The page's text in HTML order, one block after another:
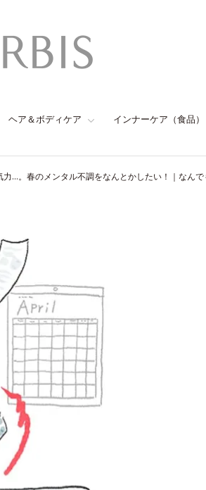
ヘア＆ボディケア インナーケア（食品）
…。春のメンタル不調をなんとかしたい！｜なん